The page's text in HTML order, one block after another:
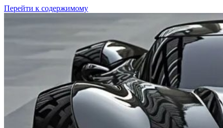
Перейти к содержимому